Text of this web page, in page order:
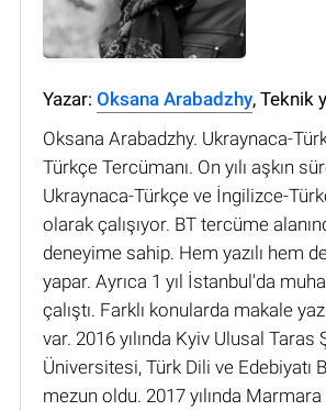
Yazar: Oksana Arabadzhy, Teknik
Oksana Arabadzhy. Ukraynaca-
Türkçe Tercümanı. On yılı aşkın
Ukraynaca-Türkçe ve İngilizce-
olarak çalışıyor. BT tercüme
deneyime sahip. Hem yazılı hem
yapar. Ayrıca 1 yıl İstanbul'da
çalıştı. Farklı konularda makale
var. 2016 yılında Kyiv Ulusal Taras
Üniversitesi, Türk Dili ve Edebiyatı
mezun oldu. 2017 yılında Marmara